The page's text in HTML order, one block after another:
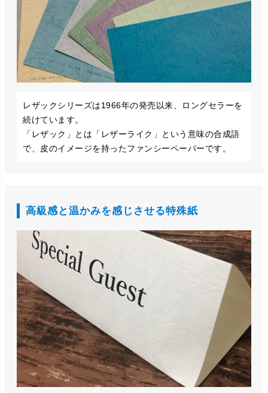
レザックシリーズは1966年の発売以来、ロングセラーを
続けています。
「レザック」とは「レザーライク」という意味の合成語
で、皮のイメージを持ったファンシーペーパーです。
高級感と温かみを感じさせる特殊紙